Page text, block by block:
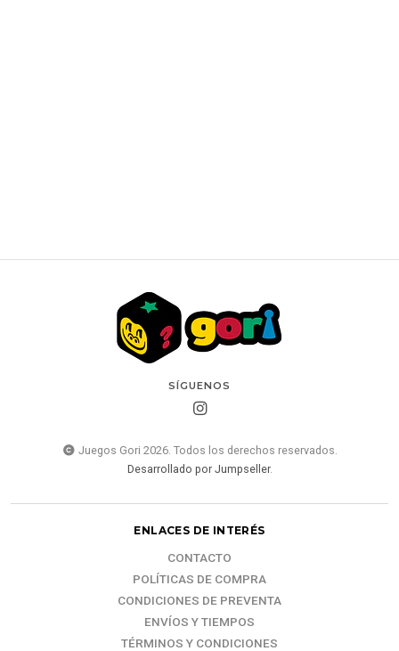
SÍGUENOS
Juegos Gori 2026. Todos los derechos reservados.
Desarrollado por Jumpseller.
ENLACES DE INTERÉS
CONTACTO
POLÍTICAS DE COMPRA
CONDICIONES DE PREVENTA
ENVÍOS Y TIEMPOS
TÉRMINOS Y CONDICIONES